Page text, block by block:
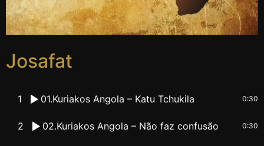
Josafat
1 01.Kuriakos Angola – Katu Tchukila 0:30
2 02.Kuriakos Angola – Não faz confusão 0:30